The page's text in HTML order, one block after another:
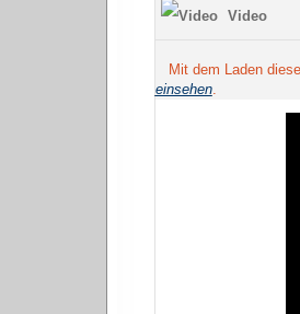
Video
Mit dem Laden
einsehen.